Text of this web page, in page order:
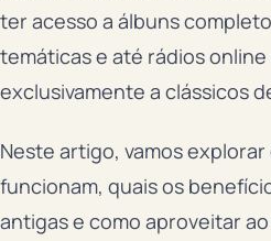
ter acesso a álbuns
temáticas e até rádios
exclusivamente a clássicos
Neste artigo, vamos
funcionam, quais os
antigas e como aproveitar